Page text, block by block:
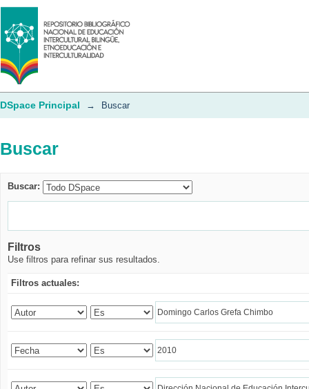
Buscar
DSpace Principal → Buscar
Buscar
Buscar:
Filtros
Use filtros para refinar sus resultados.
Filtros actuales: